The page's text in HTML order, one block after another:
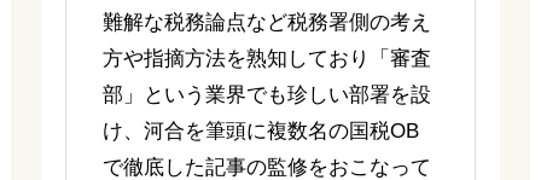
難解な税務論点など税務署側の考え
方や指摘方法を熟知しており「審査
部」という業界でも珍しい部署を設
け、河合を筆頭に複数名の国税OB
で徹底した記事の監修をおこなって